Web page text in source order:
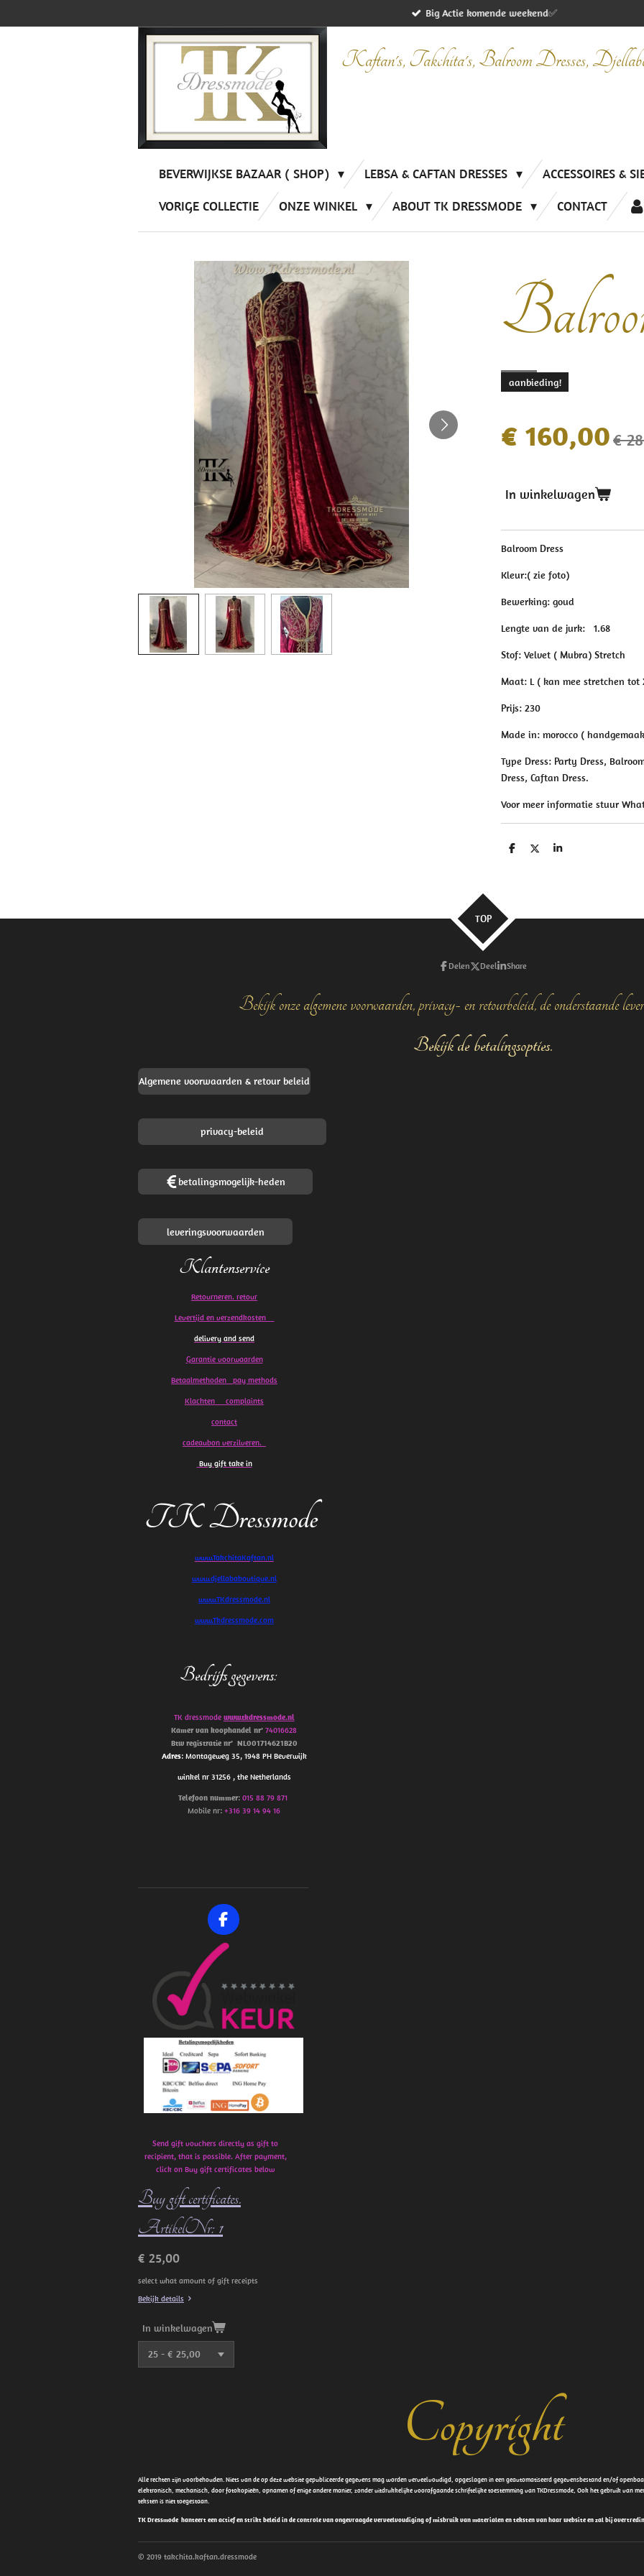
Big Actie komende weekend✅
Kaftan's, Takchita's, Balroom Dresses,
BEVERWIJKSE BAZAAR ( SHOP) LEBSA & CAFTAN DRESSES ACCESSOIRES &
VORIGE COLLECTIE
ONZE WINKEL ABOUT TK DRESSMODE CONTACT
aanbieding!
€ 160,00€
In winkelwagen
Balroom Dress
Kleur:( zie foto)
Bewerking: goud
Lengte van de jurk: 1.68
Stof: Velvet ( Mubra) Stretch
Maat: L ( kan mee stretchen tot
Prijs: 230
Made in: morocco (
Type Dress: Party Dress,
Dress, Caftan Dress.
Voor meer informatie stuur
D
D
S
TOP
Delen Deel Share
Bekijk onze algemene voorwaarden, privacy- en retourbeleid, de onderstaande
Bekijk de betalingsopties.
Algemene voorwaarden & retour beleid
privacy-beleid
betalingsmogelijk-heden
leveringsvoorwaarden
Klantenservice
Retourneren. retour
Levertijd en verzendkosten
delivery and send
Garantie voorwaarden
Betaalmethoden pay methods
Klachten complaints
contact
cadeaubon verzilveren.
Buy gift take in
TK Dressmode
www.TakchitaKaftan.nl
www.djellababoutique.nl
www.TKdressmode.nl
www.Tkdressmode.com
Bedrijfs gegevens:
TK dressmode www.tkdressmode.nl
Kamer van koophandelnr’ 74016628
Btw registratie nr’ NL001714621B20
Adres: Montageweg 35, 1948 PH Beverwijk
winkel nr 31256 , the Netherlands
Telefoon nummer: 015 88 79 871
Mobile nr:+316 39 14 94 16
F
a
c
b
o
k
Send gift vouchers directly as gift to
recipient, that is possible. After payment,
click on Buy gift certificates below
Buy gift certificates.
ArtikelNr: 1
€ 25,00
select what amount of gift receipts
Bekijk details
In winkelwagen
Copyright
Alle rechten zijn voorbehouden. Niets van de op deze website gepubliceerde gegevens mag worden verveelvoudigd, opgeslagen in een geautomatiseerd gegevensbestand en/of
elektronisch, mechanisch, door fotokopieën, opnamen of enige andere manier, zonder uitdrukkelijke voorafgaande schriftelijke toestemming van TKDressmode, Ook het gebruik van
teksten is niet toegestaan.
TK Dressmode hanteert een actief en strikt beleid in de controle van ongevraagde verveelvoudiging of misbruik van materialen en teksten van haar website en zal bij
© 2019 takchita.kaftan.dressmode